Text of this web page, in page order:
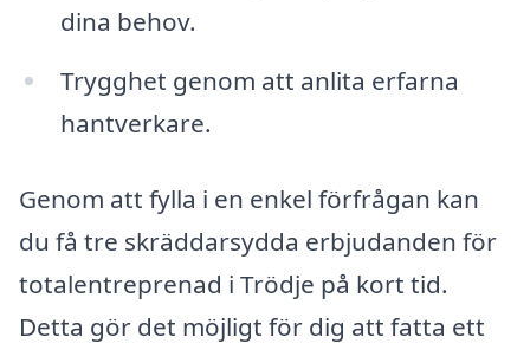
dina behov.
Trygghet genom att anlita erfarna
hantverkare.
Genom att fylla i en enkel förfrågan kan
du få tre skräddarsydda erbjudanden för
totalentreprenad i Trödje på kort tid.
Detta gör det möjligt för dig att fatta ett